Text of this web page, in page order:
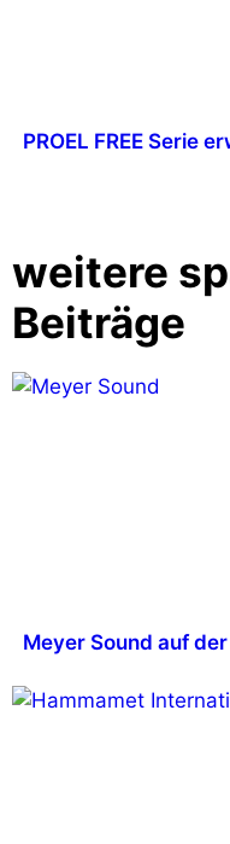
PROEL FREE Serie
weitere
Beiträge
Meyer Sound auf